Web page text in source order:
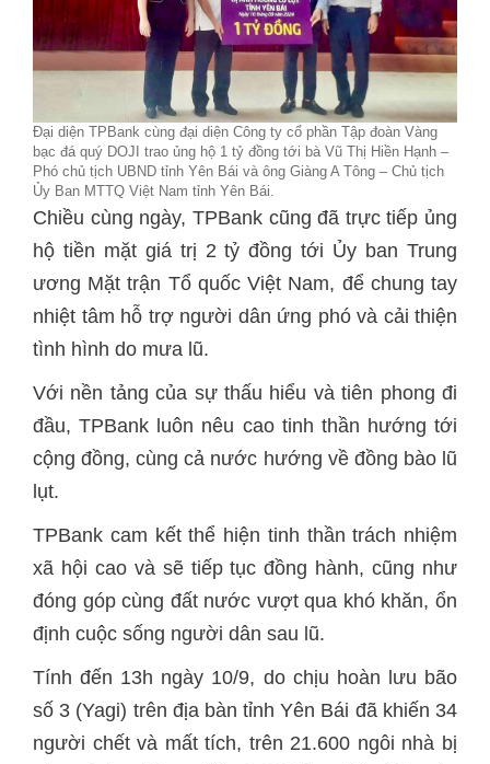
Đại diện TPBank cùng đại diện Công ty cổ phần Tập đoàn Vàng
bạc đá quý DOJI trao ủng hộ 1 tỷ đồng tới bà Vũ Thị Hiền Hạnh –
Phó chủ tịch UBND tỉnh Yên Bái và ông Giàng A Tông – Chủ tịch
Ủy Ban MTTQ Việt Nam tỉnh Yên Bái.
Chiều cùng ngày, TPBank cũng đã trực tiếp ủng
hộ tiền mặt giá trị 2 tỷ đồng tới Ủy ban Trung
ương Mặt trận Tổ quốc Việt Nam, để chung tay
nhiệt tâm hỗ trợ người dân ứng phó và cải thiện
tình hình do mưa lũ.
Với nền tảng của sự thấu hiểu và tiên phong đi
đầu, TPBank luôn nêu cao tinh thần hướng tới
cộng đồng, cùng cả nước hướng về đồng bào lũ
lụt.
TPBank cam kết thể hiện tinh thần trách nhiệm
xã hội cao và sẽ tiếp tục đồng hành, cũng như
đóng góp cùng đất nước vượt qua khó khăn, ổn
định cuộc sống người dân sau lũ.
Tính đến 13h ngày 10/9, do chịu hoàn lưu bão
số 3 (Yagi) trên địa bàn tỉnh Yên Bái đã khiến 34
người chết và mất tích, trên 21.600 ngôi nhà bị